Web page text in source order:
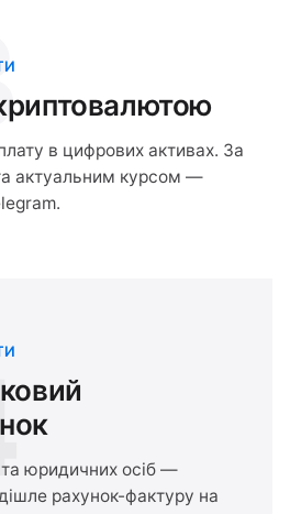
в цифрових активах. За
актуальним курсом —
юридичних осіб —
рахунок-фактуру на